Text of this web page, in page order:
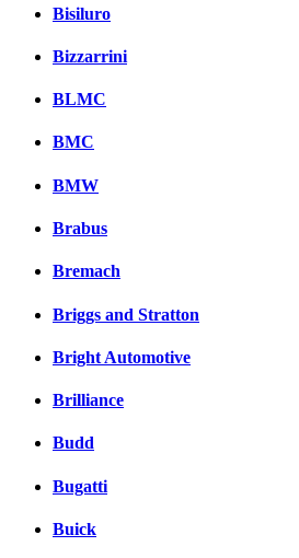
Bisiluro
Bizzarrini
BLMC
BMC
BMW
Brabus
Bremach
Briggs and Stratton
Bright Automotive
Brilliance
Budd
Bugatti
Buick